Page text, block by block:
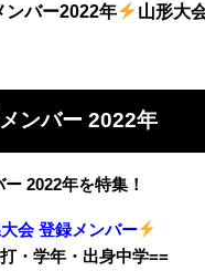
ンバー2022年 山形大
ンバー 2022年
2022年を特集！
会 登録メンバー
・学年・出身中学==